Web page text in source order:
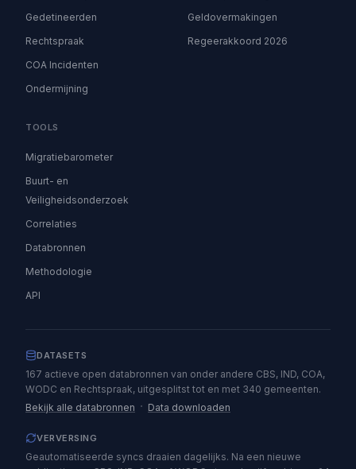
Gedetineerden
Rechtspraak
COA Incidenten
Ondermijning
Geldovermakingen
Regeerakkoord 2026
TOOLS
Migratiebarometer
Buurt- en
Veiligheidsonderzoek
Correlaties
Databronnen
Methodologie
API
DATASETS
167 actieve open databronnen van onder andere CBS, IND, COA,
WODC en Rechtspraak, uitgesplitst tot en met 340 gemeenten.
Bekijk alle databronnen · Data downloaden
VERVERSING
Geautomatiseerde syncs draaien dagelijks. Na een nieuwe